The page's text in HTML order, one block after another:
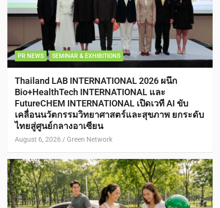
PR NEWS SEMINAR & EXHIBITIONS
Thailand LAB INTERNATIONAL 2026 ผนึก
Bio+HealthTech INTERNATIONAL และ
FutureCHEM INTERNATIONAL เปิดเวที AI ขับ
เคลื่อนนวัตกรรมวิทยาศาสตร์และสุขภาพ ยกระดับ
ไทยสู่ศูนย์กลางอาเซียน
August 6, 2026 Green Network